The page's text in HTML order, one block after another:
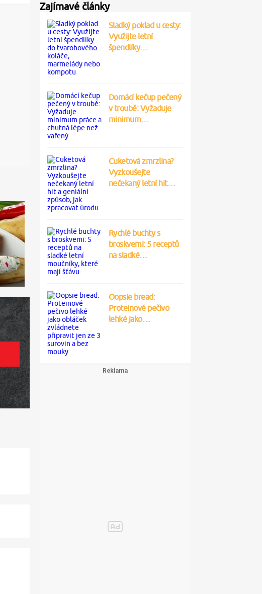
Zajímavé články
Sladký poklad u cesty:
Využijte letní
špendlíky…
Domácí kečup pečený
v troubě: Vyžaduje
minimum…
Cuketová zmrzlina?
Vyzkoušejte
nečekaný letní hit…
Rychlé buchty s
broskvemi: 5 receptů
na sladké…
Oopsie bread:
Proteinové pečivo
lehké jako…